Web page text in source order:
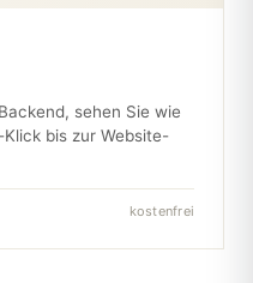
sehen Sie wie
bis zur Website-
kostenfrei